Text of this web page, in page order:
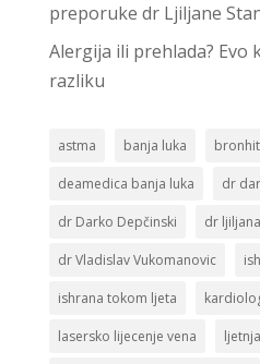
preporuke dr Ljiljane
Alergija ili prehlada? Evo
razliku
astma banja luka
deamedica banja luka dr
dr Darko Depčinski dr
dr Vladislav Vukomanovic
ishrana tokom ljeta
lasersko lijecenje vena